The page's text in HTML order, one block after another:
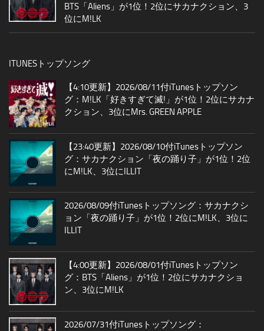
BTS「Aliens」が1位！2位にサカナクション、3
位にM!LK
ITUNESトップソング
【4:10更新】2026/08/11付iTunesトップソン
グ：M!LK「好きすぎて滅!」が1位！2位にサカナ
クション、3位にMrs. GREEN APPLE
【23:40更新】2026/08/10付iTunesトップソン
グ：サカナクション「夜の踊り子」が1位！2位
にM!LK、3位にILLIT
2026/08/09付iTunesトップソング：サカナクシ
ョン「夜の踊り子」が1位！2位にM!LK、3位に
ILLIT
【4:00更新】2026/08/01付iTunesトップソン
グ：BTS「Aliens」が1位！2位にサカナクショ
ン、3位にM!LK
2026/07/31付iTunesトップソング：